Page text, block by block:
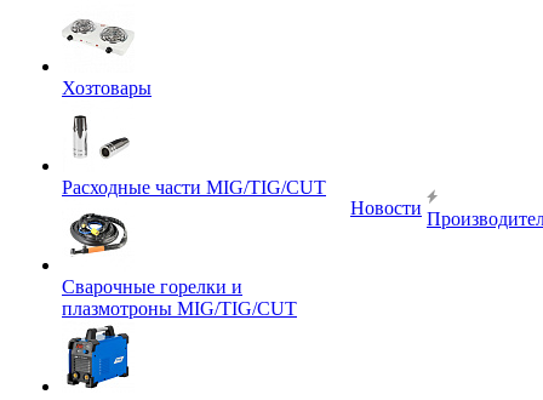
Хозтовары
Расходные части MIG/TIG/CUT
Сварочные горелки и
плазмотроны MIG/TIG/CUT
Новости